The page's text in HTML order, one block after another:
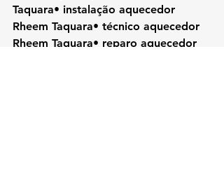
Taquara• instalação aquecedor
Rheem Taquara• técnico aquecedor
Rheem Taquara• reparo aquecedor